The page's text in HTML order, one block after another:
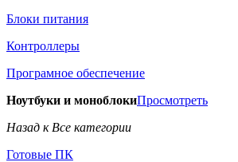
Блоки питания
Контроллеры
Програмное обеспечение
Ноутбуки и моноблокиПросмотреть
Назад к Все категории
Готовые ПК